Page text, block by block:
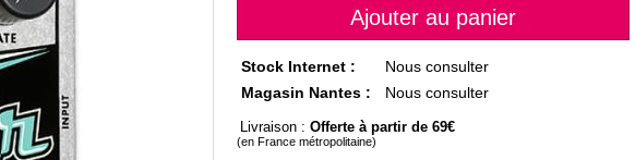
Stock Internet :
Nous consulter
Magasin Nantes :
Nous consulter
Livraison : Offerte à partir de 69
(en France métropolitaine)